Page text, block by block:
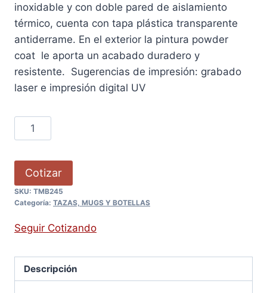
inoxidable y con doble pared de aislamiento
térmico, cuenta con tapa plástica transparente
antiderrame. En el exterior la pintura powder
coat le aporta un acabado duradero y
resistente. Sugerencias de impresión: grabado
laser e impresión digital UV
Cotizar
SKU: TMB245
Categoría: TAZAS, MUGS Y BOTELLAS
Seguir Cotizando
Descripción